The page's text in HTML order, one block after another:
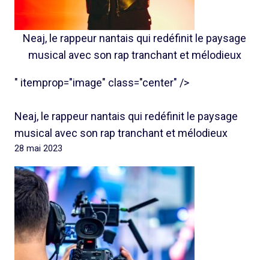
Neaj, le rappeur nantais qui redéfinit le paysage
musical avec son rap tranchant et mélodieux
" itemprop="image" class="center" />
Neaj, le rappeur nantais qui redéfinit le paysage
musical avec son rap tranchant et mélodieux
28 mai 2023